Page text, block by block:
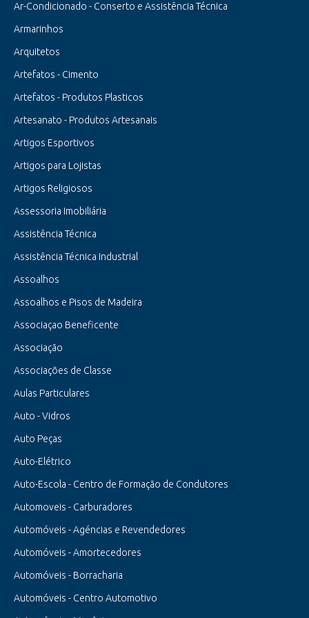
Ar-Condicionado - Conserto e Assistência Técnica
Armarinhos
Arquitetos
Artefatos - Cimento
Artefatos - Produtos Plasticos
Artesanato - Produtos Artesanais
Artigos Esportivos
Artigos para Lojistas
Artigos Religiosos
Assessoria Imobiliária
Assistência Técnica
Assistência Técnica Industrial
Assoalhos
Assoalhos e Pisos de Madeira
Associaçao Beneficente
Associação
Associações de Classe
Aulas Particulares
Auto - Vidros
Auto Peças
Auto-Elétrico
Auto-Escola - Centro de Formação de Condutores
Automoveis - Carburadores
Automóveis - Agéncias e Revendedores
Automóveis - Amortecedores
Automóveis - Borracharia
Automóveis - Centro Automotivo